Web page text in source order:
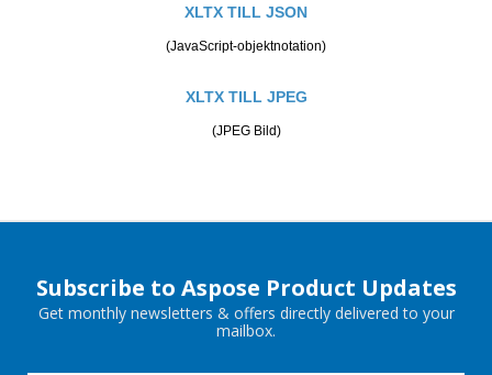
XLTX TILL JSON
(JavaScript-objektnotation)
XLTX TILL JPEG
(JPEG Bild)
Subscribe to Aspose Product Updates
Get monthly newsletters & offers directly delivered to your
mailbox.